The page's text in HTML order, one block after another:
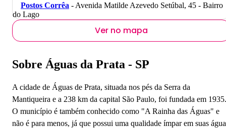
Postos Corrêa - Avenida Matilde Azevedo Setúbal, 45 - Bairro
do Lago
Ver no mapa
Sobre Águas da Prata - SP
A cidade de Águas de Prata, situada nos pés da Serra da
Mantiqueira e a 238 km da capital São Paulo, foi fundada em 1935.
O município é também conhecido como "A Rainha das Águas" e
não é para menos, já que possui uma qualidade ímpar em suas